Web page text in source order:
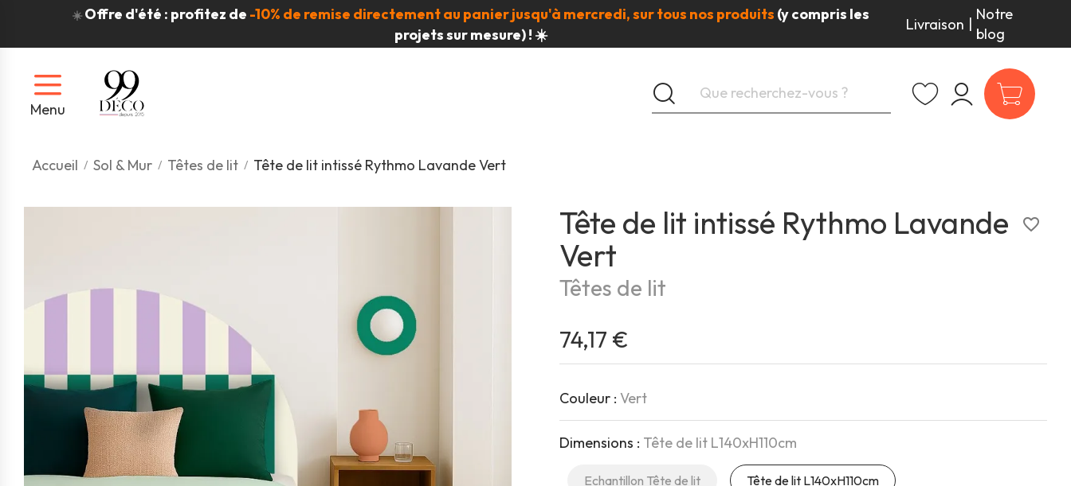
☀️ Offre d'été : profitez de -10% de remise directement au panier jusqu'à mercredi, sur tous nos produits (y compris les
projets sur mesure) ! ☀️
Livraison |
Notre
blog
Menu
Accueil Sol & Mur Têtes de lit Tête de lit intissé Rythmo Lavande Vert
Tête de lit intissé Rythmo Lavande
Vert
Têtes de lit
favorite_border
74,17 €
Couleur : Vert
Dimensions : Tête de lit L140xH110cm
Echantillon Tête de lit Tête de lit L140xH110cm